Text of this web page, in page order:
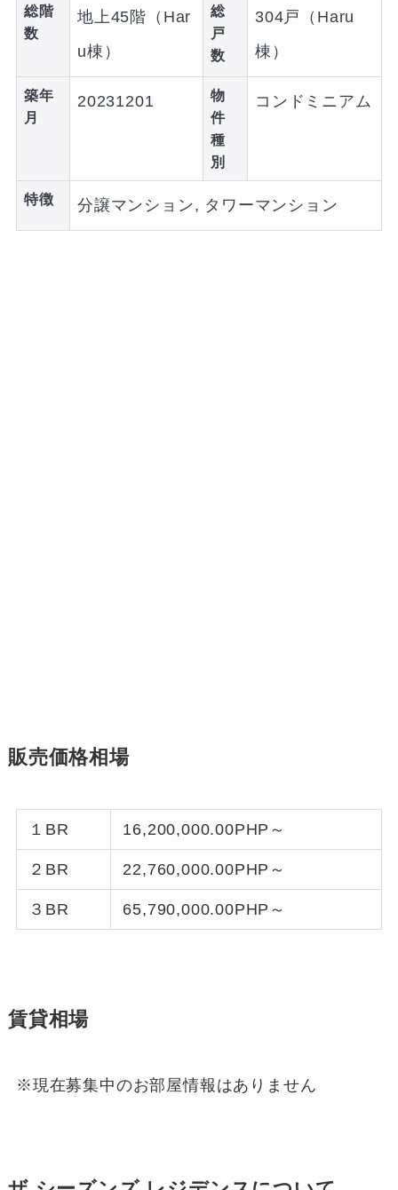
総階
数
地上45階（Har
u棟）
総
戸
数
304戸（Haru
棟）
築年
月
20231201
物
件
種
別
コンドミニアム
特徴 分譲マンション, タワーマンション
販売価格相場
１BR 16,200,000.00PHP～
２BR 22,760,000.00PHP～
３BR 65,790,000.00PHP～
賃貸相場
※現在募集中のお部屋情報はありません